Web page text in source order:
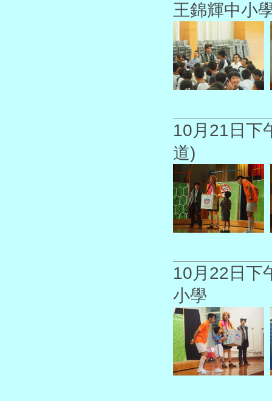
王錦輝中小
10月21日下
道)
10月22日下
小學